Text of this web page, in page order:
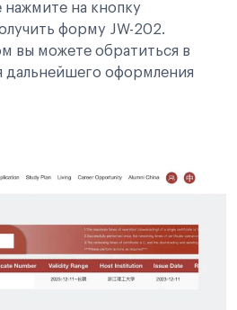
нажмите на кнопку
форму JW-202.
вы можете обратиться в
дальнейшего оформления